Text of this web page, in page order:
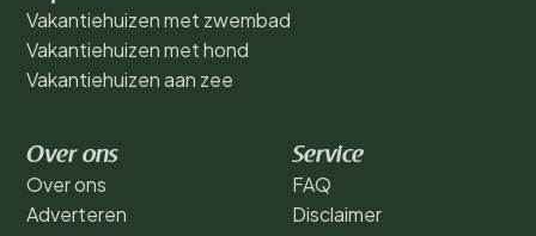
Vakantiehuizen met zwembad
Vakantiehuizen met hond
Vakantiehuizen aan zee
Over ons
Over ons
Adverteren
Service
FAQ
Disclaimer